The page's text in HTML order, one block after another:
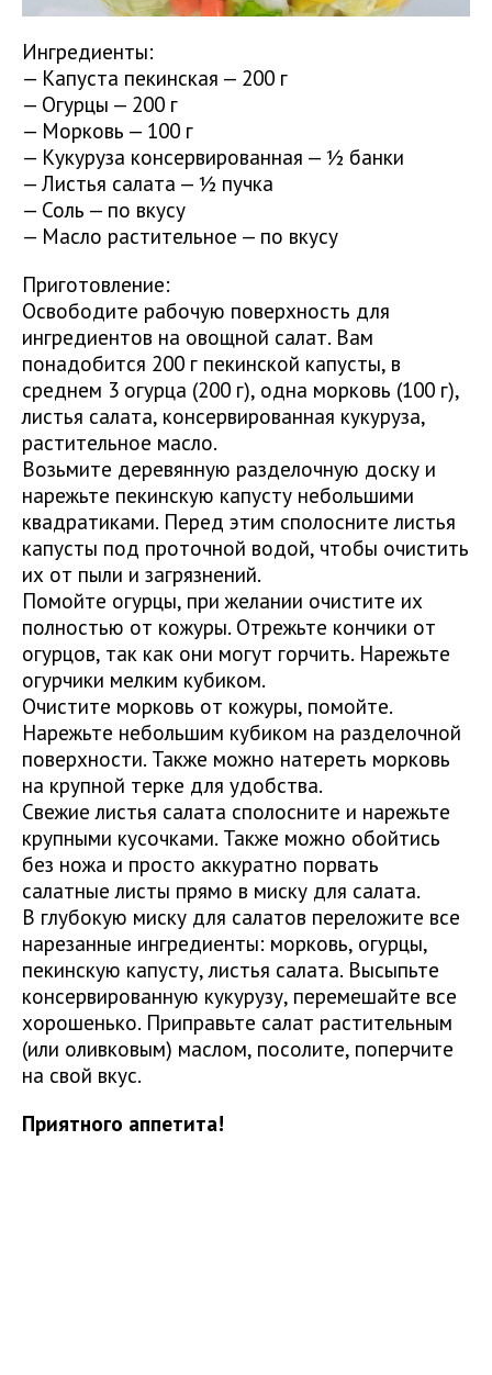
Ингредиенты:
— Капуста пекинская — 200 г
— Огурцы — 200 г
— Морковь — 100 г
— Кукуруза консервированная — ½ банки
— Листья салата — ½ пучка
— Соль — по вкусу
— Масло растительное — по вкусу
Приготовление:
Освободите рабочую поверхность для
ингредиентов на овощной салат. Вам
понадобится 200 г пекинской капусты, в
среднем 3 огурца (200 г), одна морковь (100 г),
листья салата, консервированная кукуруза,
растительное масло.
Возьмите деревянную разделочную доску и
нарежьте пекинскую капусту небольшими
квадратиками. Перед этим сполосните листья
капусты под проточной водой, чтобы очистить
их от пыли и загрязнений.
Помойте огурцы, при желании очистите их
полностью от кожуры. Отрежьте кончики от
огурцов, так как они могут горчить. Нарежьте
огурчики мелким кубиком.
Очистите морковь от кожуры, помойте.
Нарежьте небольшим кубиком на разделочной
поверхности. Также можно натереть морковь
на крупной терке для удобства.
Свежие листья салата сполосните и нарежьте
крупными кусочками. Также можно обойтись
без ножа и просто аккуратно порвать
салатные листы прямо в миску для салата.
В глубокую миску для салатов переложите все
нарезанные ингредиенты: морковь, огурцы,
пекинскую капусту, листья салата. Высыпьте
консервированную кукурузу, перемешайте все
хорошенько. Приправьте салат растительным
(или оливковым) маслом, посолите, поперчите
на свой вкус.
Приятного аппетита!